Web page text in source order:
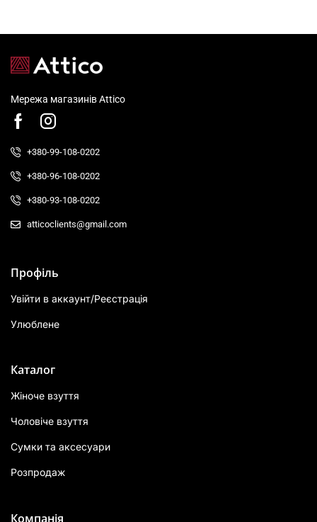
Мережа магазинів Attico
+380-99-108-0202
+380-96-108-0202
+380-93-108-0202
atticoclients@gmail.com
Профіль
Увійти в аккаунт/Реєстрація
Улюблене
Каталог
Жіноче взуття
Чоловіче взуття
Сумки та аксесуари
Розпродаж
Компанія